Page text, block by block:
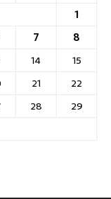
1
7
8
14
15
21
22
28
29